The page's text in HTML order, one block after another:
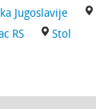
Jugoslavije
RS
Stol